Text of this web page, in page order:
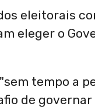
eleitorais
eleger o
tempo a
de